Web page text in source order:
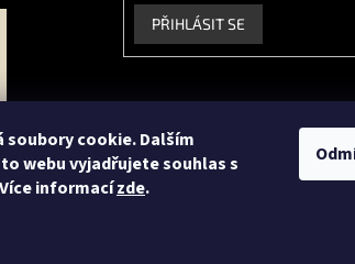
soubory cookie. Dalším
webu vyjadřujete souhlas s
informacízde.
PŘIHLÁSIT SE